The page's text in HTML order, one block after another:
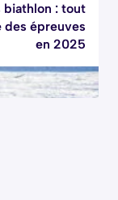
biathlon : tout
épreuves
en 2025